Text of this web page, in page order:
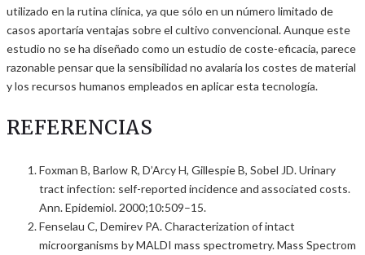
utilizado en la rutina clínica, ya que sólo en un número limitado de
casos aportaría ventajas sobre el cultivo convencional. Aunque este
estudio no se ha diseñado como un estudio de coste-eficacia, parece
razonable pensar que la sensibilidad no avalaría los costes de material
y los recursos humanos empleados en aplicar esta tecnología.
REFERENCIAS
Foxman B, Barlow R, D’Arcy H, Gillespie B, Sobel JD. Urinary
tract infection: self-reported incidence and associated costs.
Ann. Epidemiol. 2000;10:509–15.
Fenselau C, Demirev PA. Characterization of intact
microorganisms by MALDI mass spectrometry. Mass Spectrom